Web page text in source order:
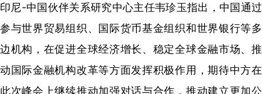
印尼-中国伙伴关系研究中心主任韦珍玉指出，中国通过
参与世界贸易组织、国际货币基金组织和世界银行等多
边机构，在促进全球经济增长、稳定全球金融市场、推
动国际金融机构改革等方面发挥积极作用，期待中方在
此次峰会上继续推动加强对话与合作，推动建立更加公